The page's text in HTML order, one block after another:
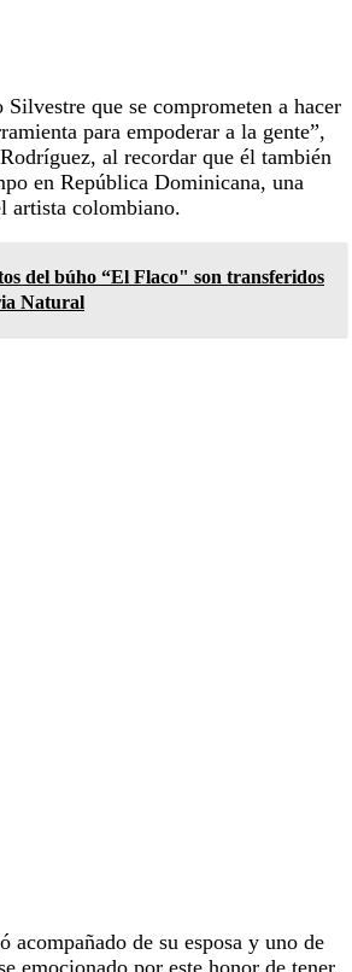
Silvestre que se comprometen a hacer
para empoderar a la gente”,
al recordar que él también
en República Dominicana, una
artista colombiano.
del búho “El Flaco" son transferidos
Natural
acompañado de su esposa y uno de
emocionado por este honor de tener